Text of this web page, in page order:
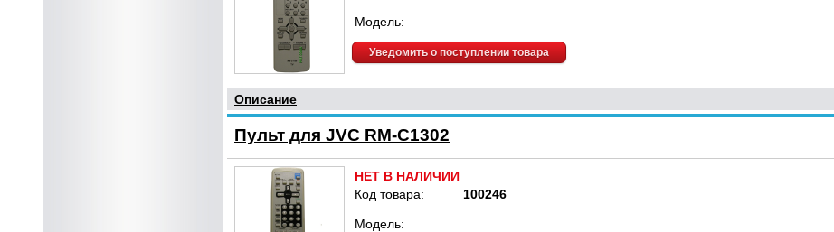
Модель:
Уведомить о поступлении товара
Описание
Пульт для JVC RM-C1302
НЕТ В НАЛИЧИИ
Код товара:
100246
Модель: